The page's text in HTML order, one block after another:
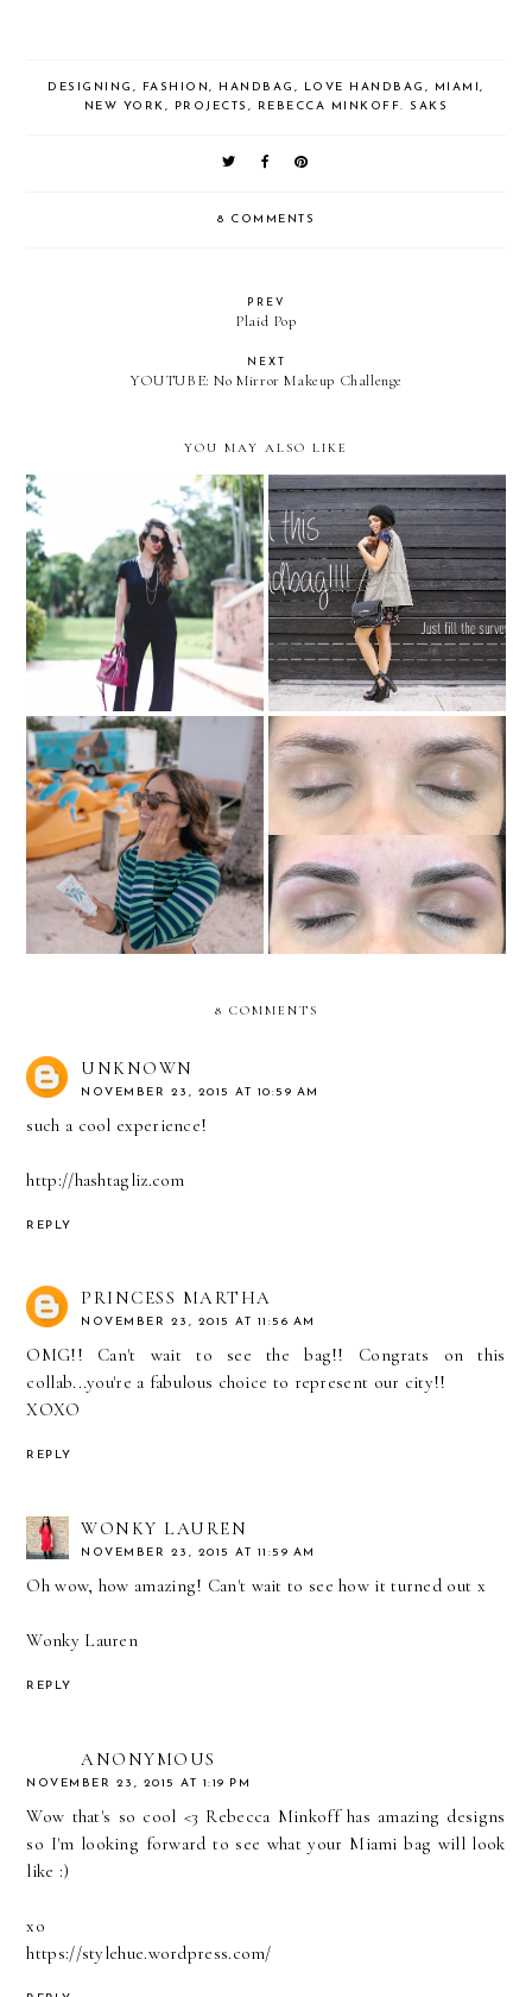
DESIGNING , FASHION, HANDBAG , LOVE HANDBAG , MIAMI,
NEW YORK, PROJECTS , REBECCA MINKOFF. SAKS
8 COMMENTS
PREV
Plaid Pop
NEXT
YOUTUBE: No Mirror Makeup Challenge
YOU MAY ALSO LIKE
The Secret Agent...with
DVF
FILL THIS SURVEY AND
WIN A HANDBAG!!
Sun Protection for the
never-ending Miami
Summer
MY EXPERIENCE WITH
MICROBLADING
8 COMMENTS
UNKNOWN
NOVEMBER 23, 2015 AT 10:59 AM
such a cool experience!
http://hashtagliz.com
REPLY
PRINCESS MARTHA
NOVEMBER 23, 2015 AT 11:56 AM
OMG!! Can't wait to see the bag!! Congrats on this
collab...you're a fabulous choice to represent our city!!
XOXO
REPLY
WONKY LAUREN
NOVEMBER 23, 2015 AT 11:59 AM
Oh wow, how amazing! Can't wait to see how it turned out x
Wonky Lauren
REPLY
ANONYMOUS
NOVEMBER 23, 2015 AT 1:19 PM
Wow that's so cool <3 Rebecca Minkoff has amazing designs
so I'm looking forward to see what your Miami bag will look
like :)
xo
https://stylehue.wordpress.com/